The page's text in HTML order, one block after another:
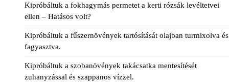
Kipróbáltuk a fokhagymás permetet a kerti rózsák levéltetvei
ellen – Hatásos volt?
Kipróbáltuk a fűszernövények tartósítását olajban turmixolva és
fagyasztva.
Kipróbáltuk a szobanövények takácsatka mentesítését
zuhanyzással és szappanos vízzel.